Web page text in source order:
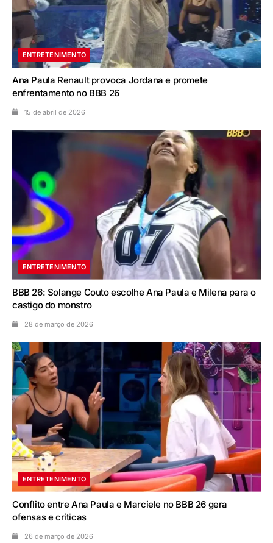
ENTRETENIMENTO
Ana Paula Renault provoca Jordana e promete
enfrentamento no BBB 26
15 de abril de 2026
ENTRETENIMENTO
BBB 26: Solange Couto escolhe Ana Paula e Milena para o
castigo do monstro
28 de março de 2026
ENTRETENIMENTO
Conflito entre Ana Paula e Marciele no BBB 26 gera
ofensas e críticas
26 de março de 2026